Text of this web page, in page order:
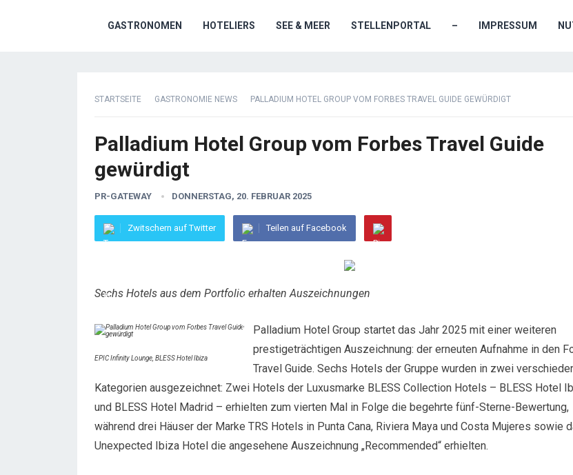
GASTRONOMEN HOTELIERS SEE & MEER STELLENPORTAL – IMPRESSUM
STARTSEITE GASTRONOMIE NEWS PALLADIUM HOTEL GROUP VOM FORBES TRAVEL GUIDE GEWÜRDIGT
Palladium Hotel Group vom Forbes Travel Guide
gewürdigt
PR-GATEWAY DONNERSTAG, 20. FEBRUAR 2025
Zwitschern auf Twitter Teilen auf Facebook
Sechs Hotels aus dem Portfolio erhalten Auszeichnungen
EPIC Infinity Lounge, BLESS Hotel Ibiza
Palladium Hotel Group startet das Jahr 2025 mit einer weiteren
prestigeträchtigen Auszeichnung: der erneuten Aufnahme in den
Travel Guide. Sechs Hotels der Gruppe wurden in zwei
Kategorien ausgezeichnet: Zwei Hotels der Luxusmarke BLESS Collection Hotels – BLESS Hotel
und BLESS Hotel Madrid – erhielten zum vierten Mal in Folge die begehrte fünf-Sterne-Bewertung,
während drei Häuser der Marke TRS Hotels in Punta Cana, Riviera Maya und Costa Mujeres sowie
Unexpected Ibiza Hotel die angesehene Auszeichnung „Recommended“ erhielten.